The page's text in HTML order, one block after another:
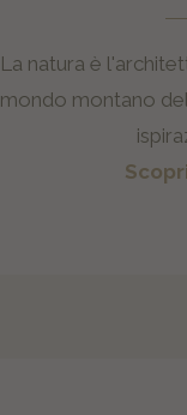
La natura è
mondo montano